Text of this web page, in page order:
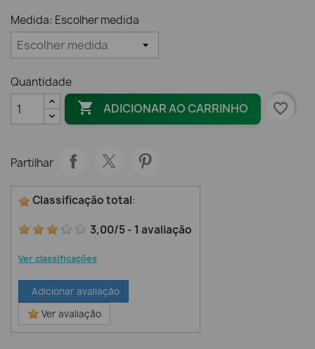
Medida: Escolher medida
Quantidade
 ADICIONAR AO CARRINHO favorite_border
Partilhar
Classificação total:
3,00/5- 1 avaliação
Ver classificações
Adicionar avaliação
Ver avaliação